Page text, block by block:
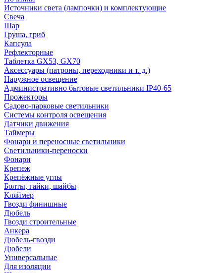
Источники света (лампочки) и комплектующие
Свеча
Шар
Груша, гриб
Капсула
Рефлекторные
Таблетка GX53, GX70
Аксессуары (патроны, переходники и т. д.)
Наружное освещение
Административно бытовые светильники IP40-65
Прожекторы
Садово-парковые светильники
Системы контроля освещения
Датчики движения
Таймеры
Фонари и переносные светильники
Светильники-переноски
Фонари
Крепеж
Крепёжные углы
Болты, гайки, шайбы
Кляймер
Гвозди финишные
Дюбель
Гвозди строительные
Анкера
Дюбель-гвозди
Дюбели
Универсальные
Для изоляции